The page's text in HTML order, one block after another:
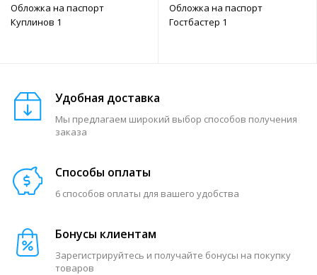
Обложка на паспорт
Куплинов 1
Обложка на паспорт
Гостбастер 1
Удобная доставка
Мы предлагаем широкий выбор способов получения
заказа
Способы оплаты
6 способов оплаты для вашего удобства
Бонусы клиентам
Зарегистрируйтесь и получайте бонусы на покупку
товаров